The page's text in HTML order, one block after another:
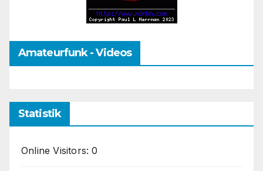
Amateurfunk - Videos
Statistik
Online Visitors:0